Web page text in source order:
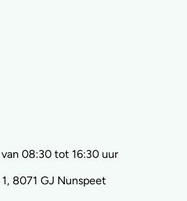
08:30 tot 16:30 uur
8071 GJ Nunspeet